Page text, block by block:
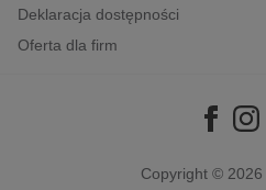
Deklaracja dostępności
Oferta dla firm
Copyright © 2026